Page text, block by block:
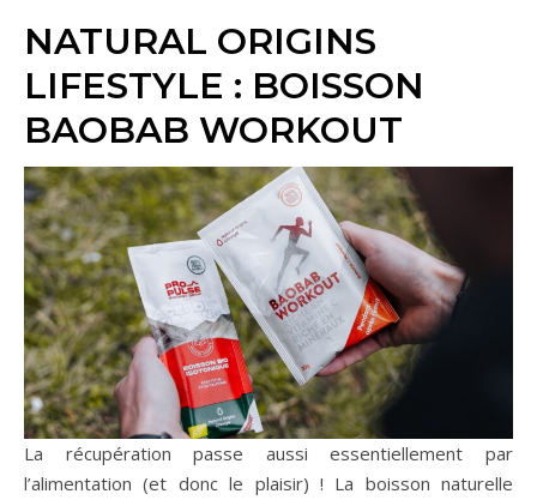
NATURAL ORIGINS
LIFESTYLE : BOISSON
BAOBAB WORKOUT
La récupération passe aussi essentiellement par
l’alimentation (et donc le plaisir) ! La boisson naturelle